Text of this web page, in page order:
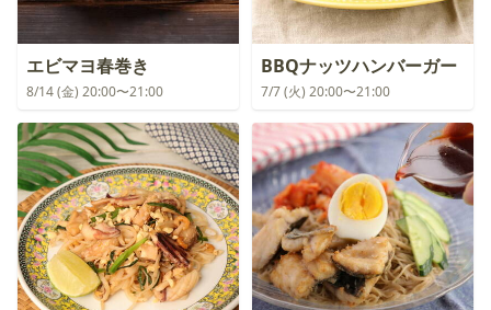
エビマヨ春巻き
8/14 (金) 20:00〜21:00
BBQナッツハンバーガー
7/7 (火) 20:00〜21:00